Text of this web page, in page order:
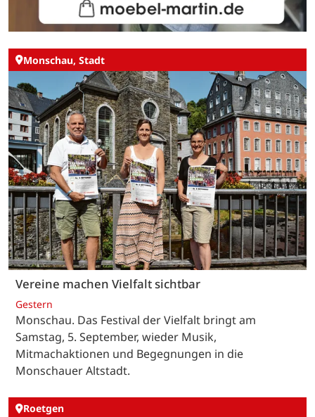
Monschau, Stadt
Vereine machen Vielfalt sichtbar
Gestern
Monschau. Das Festival der Vielfalt bringt am
Samstag, 5. September, wieder Musik,
Mitmachaktionen und Begegnungen in die
Monschauer Altstadt.
Roetgen